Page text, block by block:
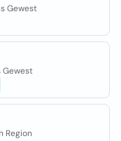
Gewest
Gewest
Region